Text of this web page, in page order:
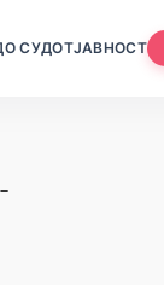
СУДОТЈАВНОСТ